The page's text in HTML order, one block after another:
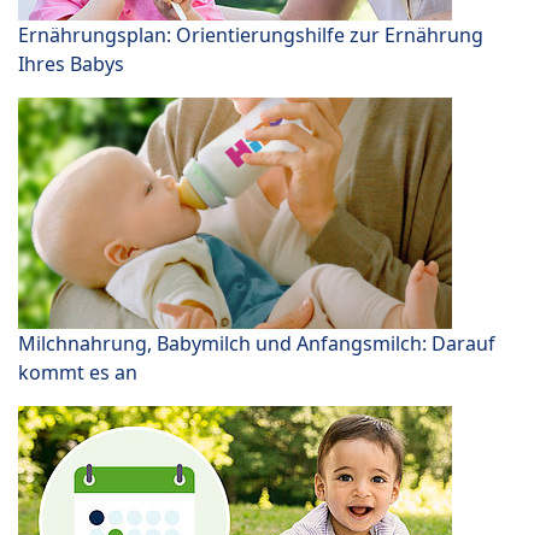
Ernährungsplan: Orientierungshilfe zur Ernährung
Ihres Babys
Milchnahrung, Babymilch und Anfangsmilch: Darauf
kommt es an